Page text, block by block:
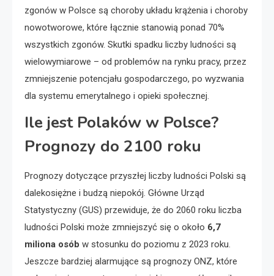
zgonów w Polsce są choroby układu krążenia i choroby
nowotworowe, które łącznie stanowią ponad 70%
wszystkich zgonów. Skutki spadku liczby ludności są
wielowymiarowe – od problemów na rynku pracy, przez
zmniejszenie potencjału gospodarczego, po wyzwania
dla systemu emerytalnego i opieki społecznej.
Ile jest Polaków w Polsce?
Prognozy do 2100 roku
Prognozy dotyczące przyszłej liczby ludności Polski są
dalekosiężne i budzą niepokój. Główne Urząd
Statystyczny (GUS) przewiduje, że do 2060 roku liczba
ludności Polski może zmniejszyć się o około 6,7
miliona osób w stosunku do poziomu z 2023 roku.
Jeszcze bardziej alarmujące są prognozy ONZ, które